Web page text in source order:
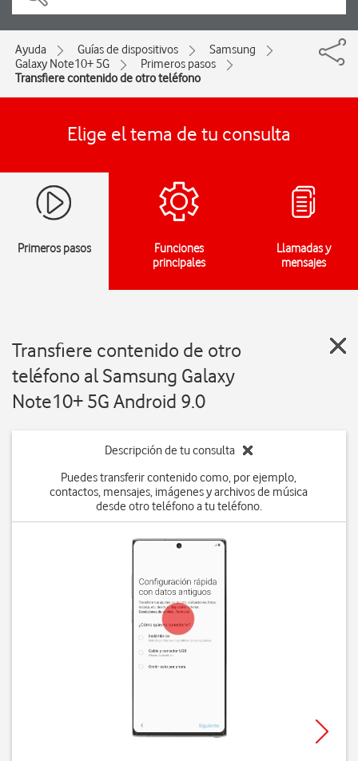
Ayuda Guías de dispositivos
Samsung
Galaxy Note10+ 5G
Primeros pasos
Transfiere contenido de otro teléfono
Elige el tema de tu consulta
Primeros pasos
Funciones
principales
Llamadas y
mensajes
Transfiere contenido de otro
teléfono al Samsung Galaxy
Note10+ 5G Android 9.0
Descripción de tu consulta
Puedes transferir contenido como, por ejemplo,
contactos, mensajes, imágenes y archivos de música
desde otro teléfono a tu teléfono.